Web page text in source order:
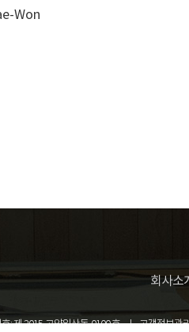
Won
회사소
: 제 2015-고양일산동-0100 호 고객정보관